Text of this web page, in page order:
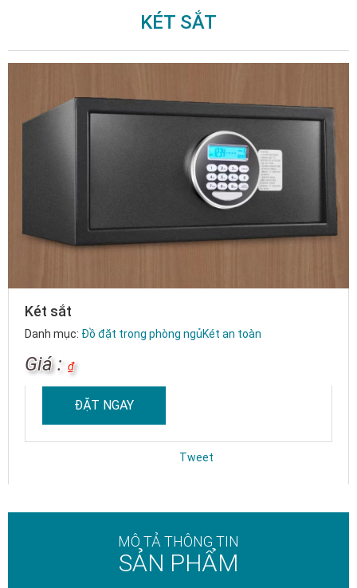
KÉT SẮT
Két sắt
Danh mục: Đồ đặt trong phòng ngủKét an toàn
Giá : ₫
ĐẶT NGAY
Tweet
MÔ TẢ THÔNG TIN
SẢN PHẨM